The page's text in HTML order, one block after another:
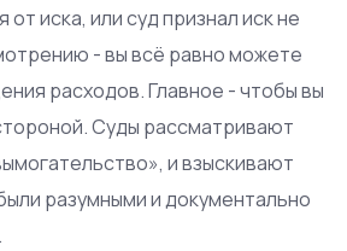
от иска, или суд признал иск не
- вы всё равно можете
расходов. Главное - чтобы вы
Суды рассматривают
и взыскивают
разумными и документально